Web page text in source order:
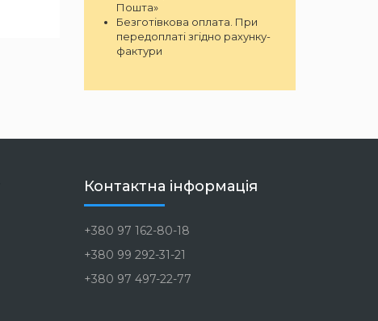
Пошта»
Безготівкова оплата. При
передоплаті згідно рахунку-
фактури
Контактна інформація
+380 97 162-80-18
+380 99 292-31-21
+380 97 497-22-77